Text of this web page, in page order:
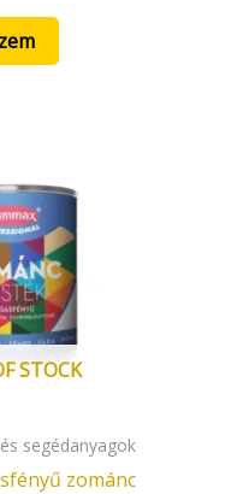
STOCK
segédanyagok
zománc